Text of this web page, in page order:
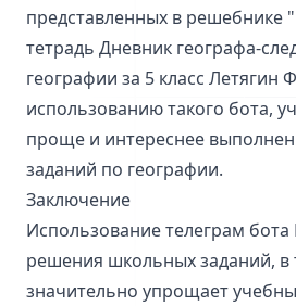
представленных в решебнике
тетрадь Дневник географа-
географии за 5 класс Летягин
использованию такого бота,
проще и интереснее
заданий по географии.
Заключение
Использование телеграм бота
решения школьных заданий, в
значительно упрощает